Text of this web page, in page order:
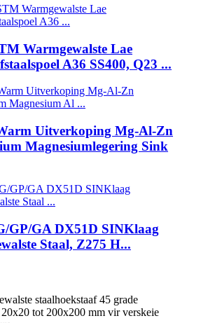
Warmgewalste Lae
A36 SS400, Q23 ...
Uitverkoping Mg-Al-Zn
Magnesiumlegering Sink
GP/GA DX51D SINKlaag
Staal, Z275 H...